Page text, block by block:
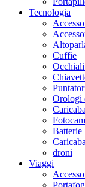
Tecnologia
Cuffie
Orologi
Batterie
droni
Viaggi